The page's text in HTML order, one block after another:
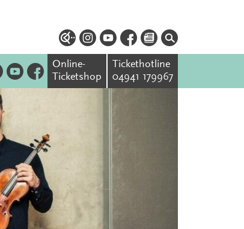
Online-
Ticketshop
Tickethotline
04941 179967